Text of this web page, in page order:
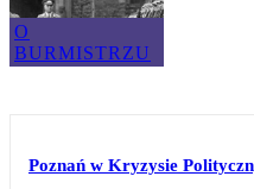
O
BURMISTRZU
Poznań w Kryzysie